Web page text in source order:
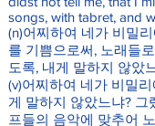
songs, with tabret, and
(n)어찌하여 네가 비밀
를 기쁨으로써, 노래들
도록, 내게 말하지 않았
(v)어찌하여 네가 비밀
게 말하지 않았느냐?
프들의 음악에 맞추어